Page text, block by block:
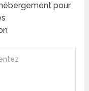
pour